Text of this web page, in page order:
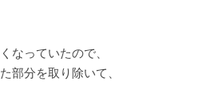
なっていたので、
部分を取り除いて、